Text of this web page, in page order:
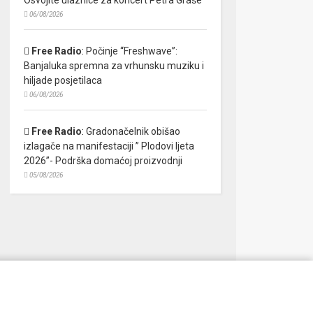
06/08/2026
Free Radio: Počinje “Freshwave”:
Banjaluka spremna za vrhunsku muziku i
hiljade posjetilaca
06/08/2026
Free Radio: Gradonačelnik obišao
izlagače na manifestaciji ” Plodovi ljeta
2026”- Podrška domaćoj proizvodnji
05/08/2026